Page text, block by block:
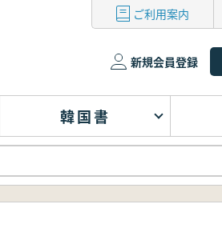
ご利用案内
新規会員登録
韓国書